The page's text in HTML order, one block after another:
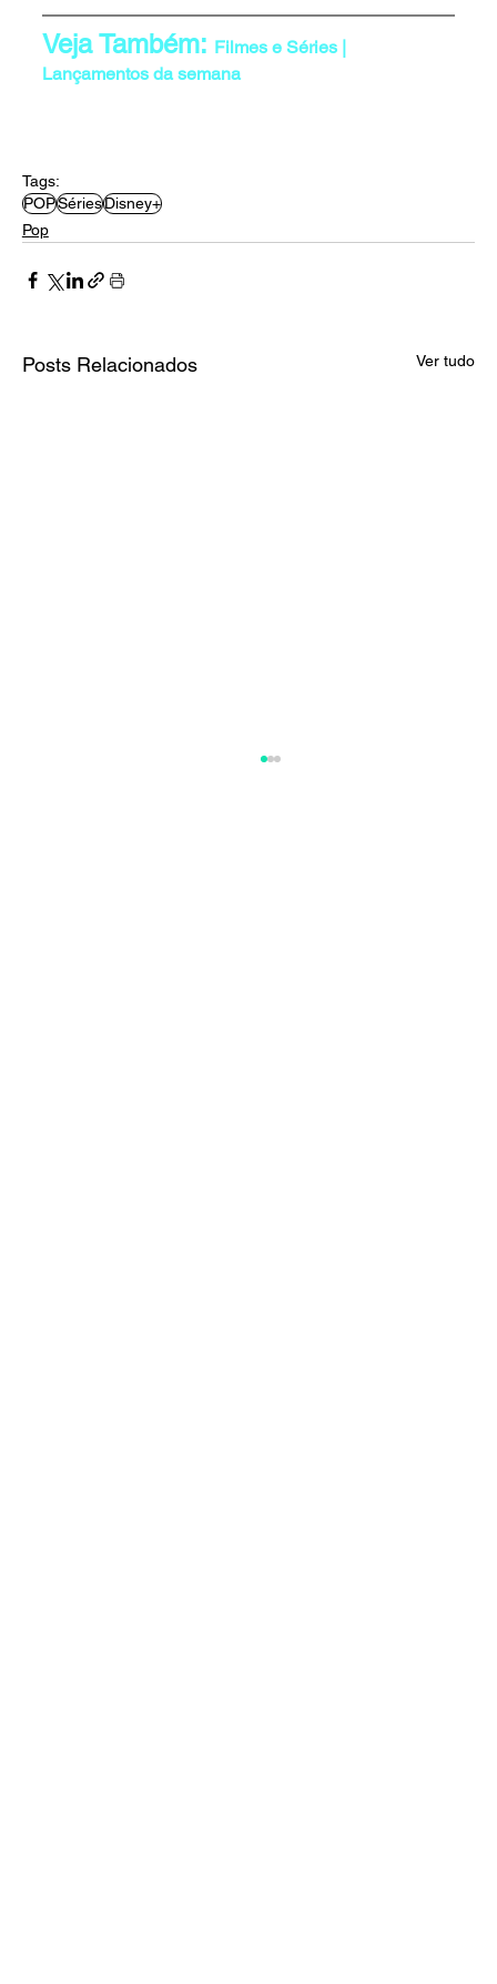
Veja Também: Filmes e Séries |
Lançamentos da semana
Tags:
POPSériesDisney+
Pop
Posts Relacionados Ver tudo